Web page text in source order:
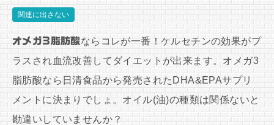
関連に出さない
オメガ3脂肪酸ならコレが一番！ケルセチンの効果がプ
ラスされ血流改善してダイエットが出来ます。オメガ3
脂肪酸なら日清食品から発売されたDHA&EPAサプリ
メントに決まりでしょ。オイル(油)の種類は関係ないと
勘違いしていませんか？